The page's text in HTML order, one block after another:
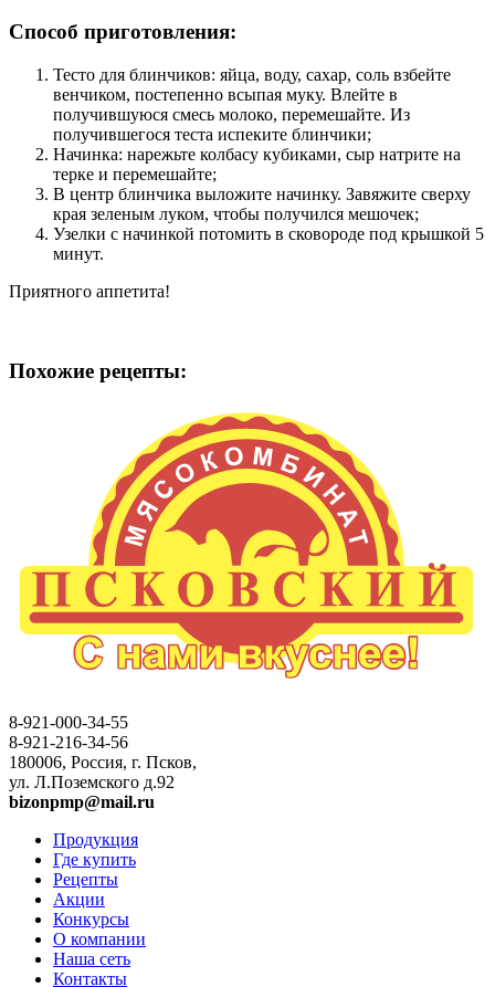
Способ приготовления:
Тесто для блинчиков: яйца, воду, сахар, соль взбейте
венчиком, постепенно всыпая муку. Влейте в
получившуюся смесь молоко, перемешайте. Из
получившегося теста испеките блинчики;
Начинка: нарежьте колбасу кубиками, сыр натрите на
терке и перемешайте;
В центр блинчика выложите начинку. Завяжите сверху
края зеленым луком, чтобы получился мешочек;
Узелки с начинкой потомить в сковороде под крышкой 5
минут.
Приятного аппетита!
Похожие рецепты:
8-921-000-34-55
8-921-216-34-56
180006, Россия, г. Псков,
ул. Л.Поземского д.92
bizonpmp@mail.ru
Продукция
Где купить
Рецепты
Акции
Конкурсы
О компании
Наша сеть
Контакты